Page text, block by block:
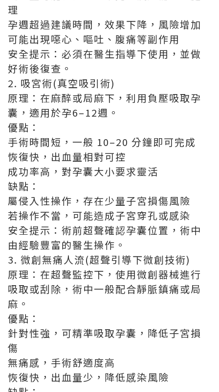
理
孕週超過建議時間，效果下降，風險增加
可能出現噁心、嘔吐、腹痛等副作用
安全提示：必須在醫生指導下使用，並做
好術後復查。
2. 吸宮術(真空吸引術)
原理：在麻醉或局麻下，利用負壓吸取孕
囊，適用於孕6–12週。
優點：
手術時間短，一般 10–20 分鐘即可完成
恢復快，出血量相對可控
成功率高，對孕囊大小要求靈活
缺點：
屬侵入性操作，存在少量子宮損傷風險
若操作不當，可能造成子宮穿孔或感染
安全提示：術前超聲確認孕囊位置，術中
由經驗豐富的醫生操作。
3. 微創無痛人流(超聲引導下微創技術)
原理：在超聲監控下，使用微創器械進行
吸取或刮除，術中一般配合靜脈鎮痛或局
麻。
優點：
針對性強，可精準吸取孕囊，降低子宮損
傷
無痛感，手術舒適度高
恢復快，出血量少，降低感染風險